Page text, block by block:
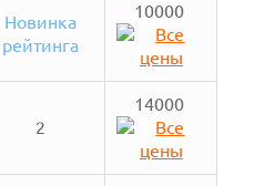
Новинка
рейтинга
10000
2
14000